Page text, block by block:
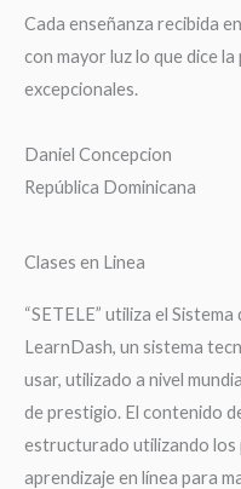
Cada enseñanza recibida
con mayor luz lo que dice
excepcionales.
Daniel Concepcion
República Dominicana
Clases en Linea
“SETELE” utiliza el
LearnDash, un sistema
usar, utilizado a nivel
de prestigio. El contenido
estructurado utilizando los
aprendizaje en línea para